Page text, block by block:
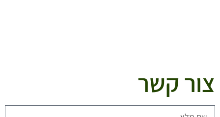
צור קשר